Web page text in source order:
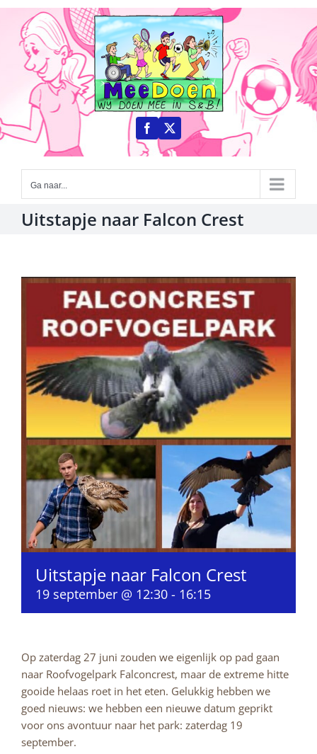
Ga
inhoud
Ga naar...
Uitstapje naar Falcon Crest
Uitstapje naar Falcon Crest
19 september @ 12:30 - 16:15
Op zaterdag 27 juni zouden we eigenlijk op pad gaan
naar Roofvogelpark Falconcrest, maar de extreme hitte
gooide helaas roet in het eten. Gelukkig hebben we
goed nieuws: we hebben een nieuwe datum geprikt
voor ons avontuur naar het park: zaterdag 19
september.